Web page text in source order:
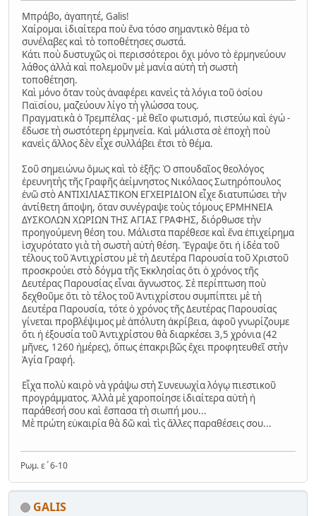
Μπράβο, ἀγαπητέ, Galis!
Χαίρομαι ἰδιαίτερα ποὺ ἕνα τόσο σημαντικὸ θέμα τὸ
συνέλαβες καὶ τὸ τοποθέτησες σωστά.
Κάτι ποὺ δυστυχῶς οἱ περισσότεροι ὄχι μόνο τὸ ἑρμηνεύουν
λάθος ἀλλὰ καὶ πολεμοῦν μὲ μανία αὐτὴ τὴ σωστὴ
τοποθέτηση.
Καὶ μόνο ὅταν τοὺς ἀναφέρει κανεὶς τὰ λόγια τοῦ ὁσίου
Παϊσίου, μαζεύουν λίγο τὴ γλώσσα τους.
Πραγματικὰ ὁ Τρεμπέλας - μὲ θεῖο φωτισμό, πιστεύω καὶ ἐγώ -
ἔδωσε τὴ σωστότερη ἑρμηνεία. Καὶ μάλιστα σὲ ἐποχὴ ποὺ
κανεὶς ἄλλος δὲν εἶχε συλλάβει ἔτσι τὸ θέμα.
Σοῦ σημειώνω ὅμως καὶ τὸ ἑξῆς: Ὁ σπουδαῖος θεολόγος
ἑρευνητὴς τῆς Γραφῆς ἀείμνηστος Νικόλαος Σωτηρόπουλος
ἐνῶ στὸ ΑΝΤΙΧΙΛΙΑΣΤΙΚΟΝ ΕΓΧΕΙΡΙΔΙΟΝ εἶχε διατυπώσει τὴν
ἀντίθετη ἄποψη, ὅταν συνέγραψε τοὺς τόμους ΕΡΜΗΝΕΙΑ
ΔΥΣΚΟΛΩΝ ΧΩΡΙΩΝ ΤΗΣ ΑΓΙΑΣ ΓΡΑΦΗΣ, διόρθωσε τὴν
προηγούμενη θέση του. Μάλιστα παρέθεσε καὶ ἕνα ἐπιχείρημα
ἰσχυρότατο γιὰ τὴ σωστὴ αὐτὴ θέση. Ἔγραψε ὅτι ἡ ἰδέα τοῦ
τέλους τοῦ Ἀντιχρίστου μὲ τὴ Δευτέρα Παρουσία τοῦ Χριστοῦ
προσκρούει στὸ δόγμα τῆς Ἐκκλησίας ὅτι ὁ χρόνος τῆς
Δευτέρας Παρουσίας εἶναι ἄγνωστος. Σὲ περίπτωση ποὺ
δεχθοῦμε ὅτι τὸ τέλος τοῦ Ἀντιχρίστου συμπίπτει μὲ τὴ
Δευτέρα Παρουσία, τότε ὁ χρόνος τῆς Δευτέρας Παρουσίας
γίνεται προβλέψιμος μὲ ἀπόλυτη ἀκρίβεια, ἀφοῦ γνωρίζουμε
ὅτι ἡ ἐξουσία τοῦ Ἀντιχρίστου θὰ διαρκέσει 3,5 χρόνια (42
μῆνες, 1260 ἡμέρες), ὅπως ἐπακριβῶς ἔχει προφητευθεῖ στὴν
Ἁγία Γραφή.
Εἶχα πολὺ καιρὸ νὰ γράψω στὴ Συνευωχία λόγῳ πιεστικοῦ
προγράμματος. Ἀλλὰ μὲ χαροποίησε ἰδιαίτερα αὐτὴ ἡ
παράθεσή σου καὶ ἔσπασα τὴ σιωπή μου...
Μὲ πρώτη εὐκαιρία θὰ δῶ καὶ τὶς ἄλλες παραθέσεις σου...
Ρωμ. ε΄6-10
GALIS